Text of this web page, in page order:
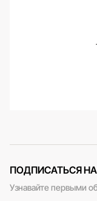
ПОДПИСАТЬСЯ
Узнавайте первыми